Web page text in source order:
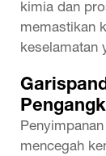
kimia dan
memastikan
keselamatan
mencegah